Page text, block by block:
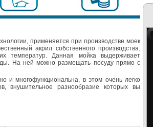
применяется при производстве моек
акрил собственного производства.
температур. Данная мойка выдерживает
На ней можно размещать посуду прямо с
и многофункциональна, в этом очень легко
внушительное разнообразие которых вы